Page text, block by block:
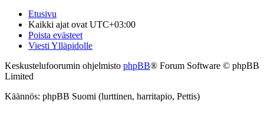
Etusivu
Kaikki ajat ovat UTC+03:00
Poista evästeet
Viesti Ylläpidolle
Keskustelufoorumin ohjelmisto phpBB® Forum Software © phpBB
Limited
Käännös: phpBB Suomi (lurttinen, harritapio, Pettis)